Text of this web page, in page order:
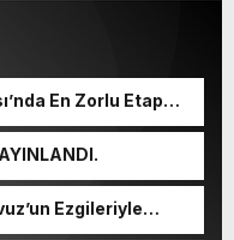
En Zorlu Etap
Ezgileriyle